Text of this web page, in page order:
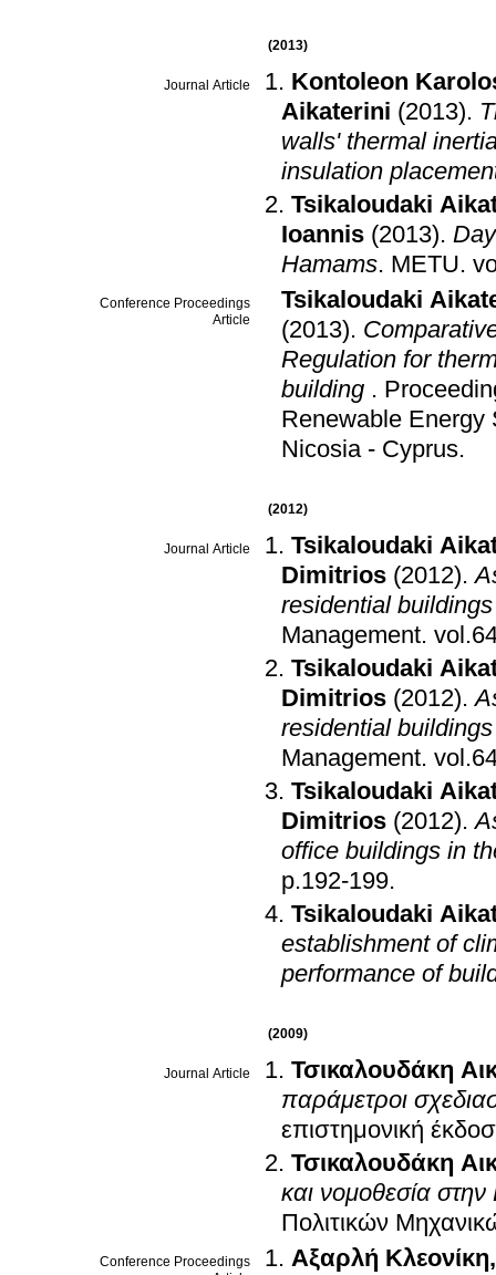
(2013)
Journal Article
Kontoleon
Aikaterini (2013).
walls' thermal
insulation
Tsikaloudaki
Ioannis (2013).
Hamams. METU.
Conference Proceedings
Article
Tsikaloudaki
(2013).
Regulation for
building .
Renewable Energy
Nicosia - Cyprus.
(2012)
Journal Article
Tsikaloudaki
Dimitrios (2012).
residential
Management.
Tsikaloudaki
Dimitrios (2012).
residential
Management.
Tsikaloudaki
Dimitrios (2012).
office buildings in
p.192-199.
Tsikaloudaki
establishment of
performance of
(2009)
Journal Article
Τσικαλουδάκη
παράμετροι
επιστημονική
Τσικαλουδάκη
και νομοθεσία
Πολιτικών
Conference Proceedings
Αξαρλή Κλεονίκη